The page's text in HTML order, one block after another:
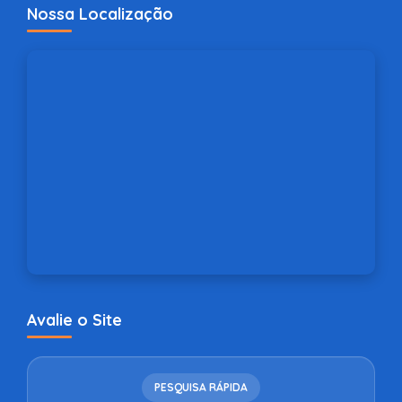
Nossa Localização
Avalie o Site
PESQUISA RÁPIDA